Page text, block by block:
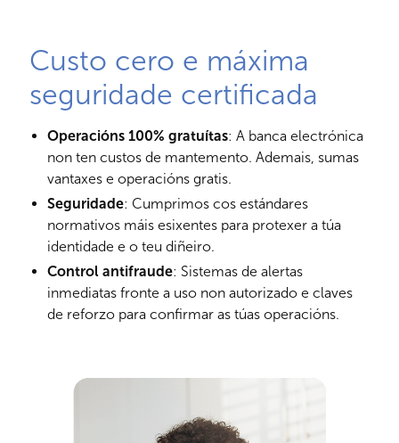
Custo cero e máxima
seguridade certificada
Operacións 100% gratuítas: A banca electrónica
non ten custos de mantemento. Ademais, sumas
vantaxes e operacións gratis.
Seguridade: Cumprimos cos estándares
normativos máis esixentes para protexer a túa
identidade e o teu diñeiro.
Control antifraude: Sistemas de alertas
inmediatas fronte a uso non autorizado e claves
de reforzo para confirmar as túas operacións.